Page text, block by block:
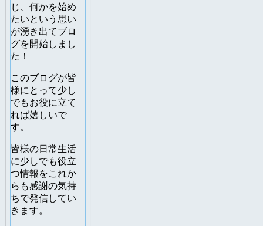
じ、何かを始め
たいという思い
が湧き出てブロ
グを開始しまし
た！
このブログが皆
様にとって少し
でもお役に立て
れば嬉しいで
す。
皆様の日常生活
に少しでも役立
つ情報をこれか
らも感謝の気持
ちで発信してい
きます。